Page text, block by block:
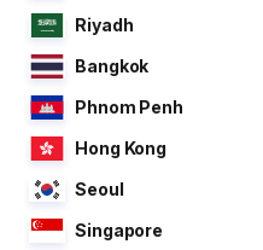
Riyadh
Bangkok
Phnom Penh
Hong Kong
Seoul
Singapore